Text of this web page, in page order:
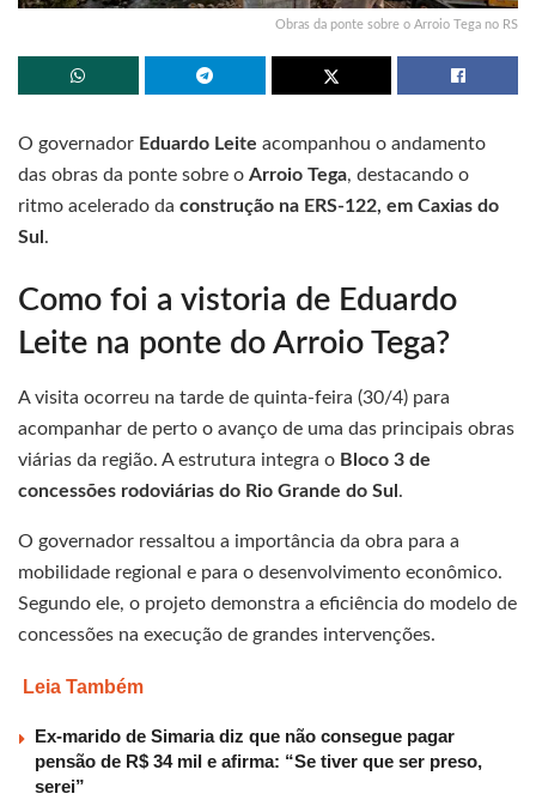
Obras da ponte sobre o Arroio Tega no RS
O governador Eduardo Leite acompanhou o andamento
das obras da ponte sobre o Arroio Tega, destacando o
ritmo acelerado da construção na ERS-122, em Caxias do
Sul .
Como foi a vistoria de Eduardo
Leite na ponte do Arroio Tega?
A visita ocorreu na tarde de quinta-feira (30/4) para
acompanhar de perto o avanço de uma das principais obras
viárias da região. A estrutura integra o Bloco 3 de
concessões rodoviárias do Rio Grande do Sul .
O governador ressaltou a importância da obra para a
mobilidade regional e para o desenvolvimento econômico.
Segundo ele, o projeto demonstra a eficiência do modelo de
concessões na execução de grandes intervenções.
Leia Também
Ex-marido de Simaria diz que não consegue pagar
pensão de R$ 34 mil e afirma: “Se tiver que ser preso,
serei”